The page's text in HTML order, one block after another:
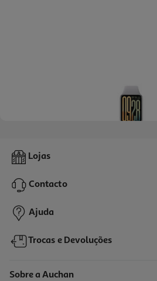
Smartband Xiaomi 9 Pro Moonlight Silver
44,99 €
Lojas
Contacto
Ajuda
Trocas e Devoluções
Sobre a Auchan